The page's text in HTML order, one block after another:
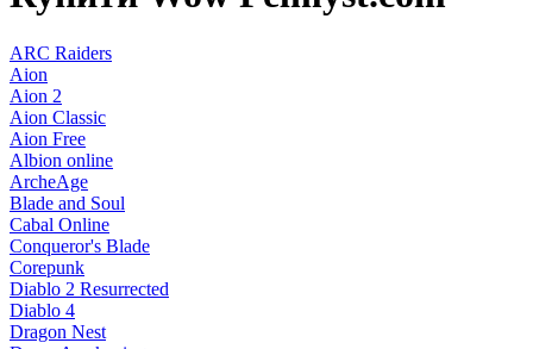
ARC Raiders
Aion
Aion 2
Aion Classic
Aion Free
Albion online
ArcheAge
Blade and Soul
Cabal Online
Conqueror's Blade
Corepunk
Diablo 2 Resurrected
Diablo 4
Dragon Nest